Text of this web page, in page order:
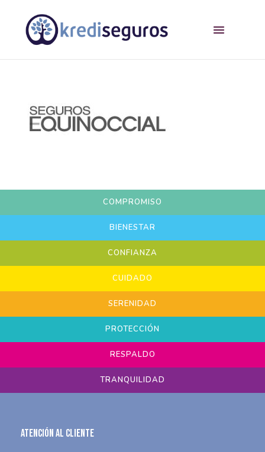
COMPROMISO
BIENESTAR
CONFIANZA
CUIDADO
SERENIDAD
PROTECCIÓN
RESPALDO
TRANQUILIDAD
Atención al Cliente